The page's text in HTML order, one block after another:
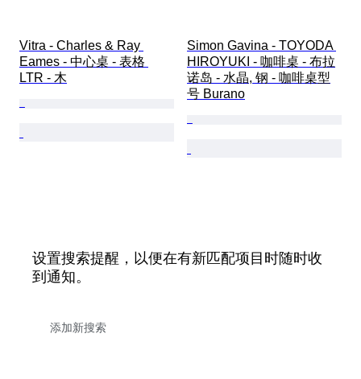
Vitra - Charles & Ray
Eames - 中心桌 - 表格
LTR - 木
Simon Gavina - TOYODA
HIROYUKI - 咖啡桌 - 布拉
诺岛 - 水晶, 钢 - 咖啡桌型
号 Burano
设置搜索提醒，以便在有新匹配项目时随时收
到通知。